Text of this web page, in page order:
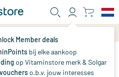
Member deals
bij elke aankoop
op Vitaminstore merk & Solgar
o.b.v. jouw interesses
of email
7.